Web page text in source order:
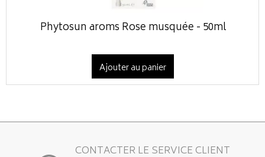
Phytosun aroms Rose musquée - 50ml
Ajouter au panier
CONTACTER LE SERVICE CLIENT